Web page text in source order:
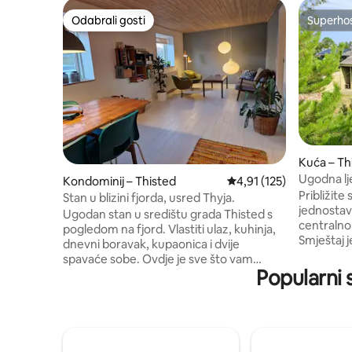
Odabrali gosti
Odabrali gosti
Kondominij – Thisted Prosječna ocjena:
4,91 (125)
Stan u blizini fjorda, usred Thyja.
Ugodan stan u središtu grada Thisted s
pogledom na fjord. Vlastiti ulaz, kuhinja,
dnevni boravak, kupaonica i dvije
spavaće sobe. Ovdje je sve što vam
perilica posuđa i perilica rublja. Nakon
Kuća –
Ugodna
Približite
Smještaj
spavaće
Popularni